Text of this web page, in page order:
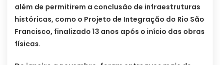
além de permitirem a conclusão de infraestruturas
históricas, como o Projeto de Integração do Rio São
Francisco, finalizado 13 anos após o início das obras
físicas.